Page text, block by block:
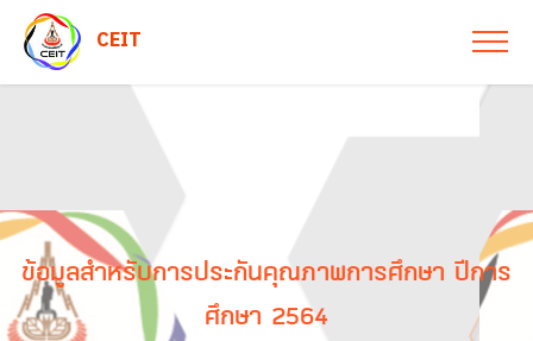
CEIT
ข้อมูลสำหรับการประกันคุณภาพการศึกษา ปีการ
ศึกษา 2564